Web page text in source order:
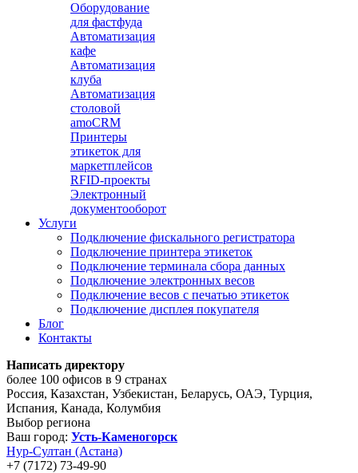
Оборудование
для фастфуда
Автоматизация
кафе
Автоматизация
клуба
Автоматизация
столовой
amoCRM
Принтеры
этикеток для
маркетплейсов
RFID-проекты
Электронный
документооборот
Услуги
Подключение фискального регистратора
Подключение принтера этикеток
Подключение терминала сбора данных
Подключение электронных весов
Подключение весов с печатью этикеток
Подключение дисплея покупателя
Блог
Контакты
Написать директору
более 100 офисов в 9 странах
Россия, Казахстан, Узбекистан, Беларусь, ОАЭ, Турция,
Испания, Канада, Колумбия
Выбор региона
Ваш город: Усть-Каменогорск
Нур-Султан (Астана)
+7 (7172) 73-49-90